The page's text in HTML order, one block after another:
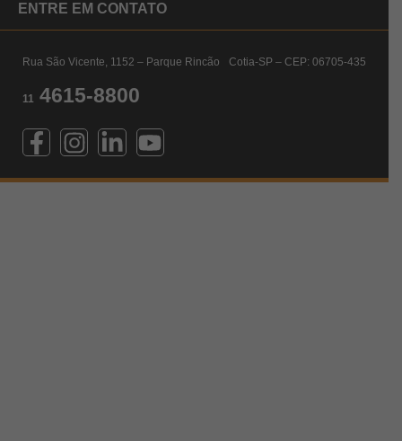
ENTRE EM CONTATO
Rua São Vicente, 1152 – Parque Rincão Cotia-SP – CEP: 06705-435
11 4615-8800